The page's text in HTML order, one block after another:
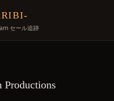
セール追跡
Productions